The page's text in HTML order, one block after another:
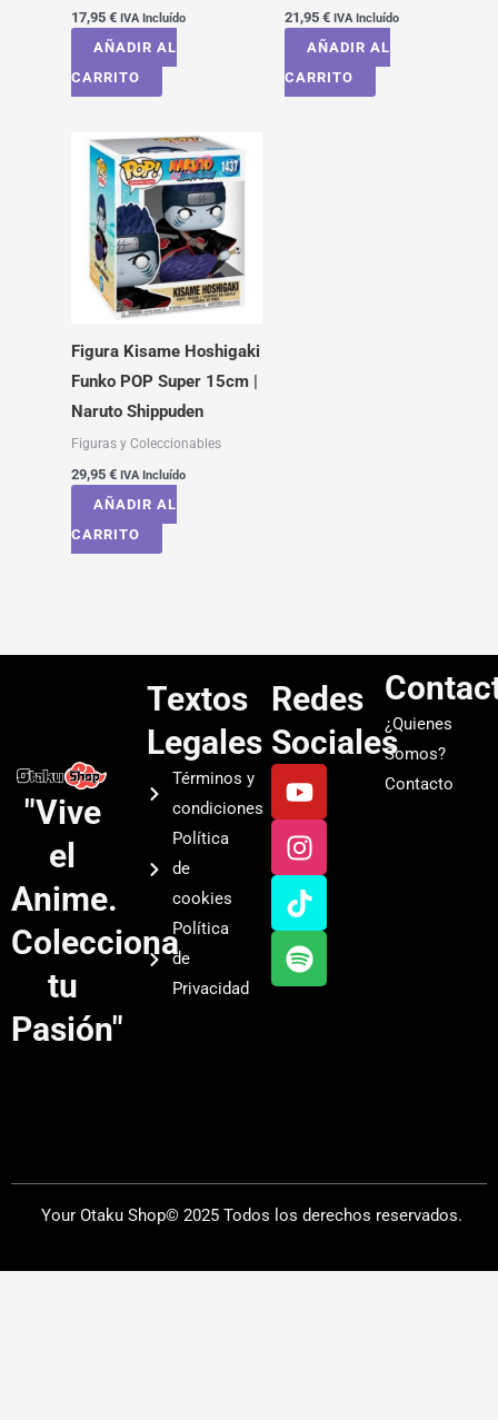
17,95 € IVA Incluído
AÑADIR AL
CARRITO
21,95 € IVA Incluído
AÑADIR AL
CARRITO
Figura Kisame Hoshigaki
Funko POP Super 15cm |
Naruto Shippuden
Figuras y Coleccionables
29,95 € IVA Incluído
AÑADIR AL
CARRITO
"Vive
el
Anime.
Colecciona
tu
Pasión"
Textos
Legales
Términos y
condiciones
Política
de
cookies
Política
de
Privacidad
Redes
Sociales
Y
o
u
t
u
b
e
I
n
s
t
a
g
r
a
T
i
k
t
o
k
S
p
o
t
i
f
y
¿Quienes
Somos?
Contacto
Your Otaku Shop© 2025 Todos los derechos reservados.